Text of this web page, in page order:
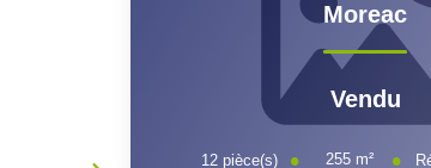
Moreac
Vendu
12 pièce(s) 255 m²